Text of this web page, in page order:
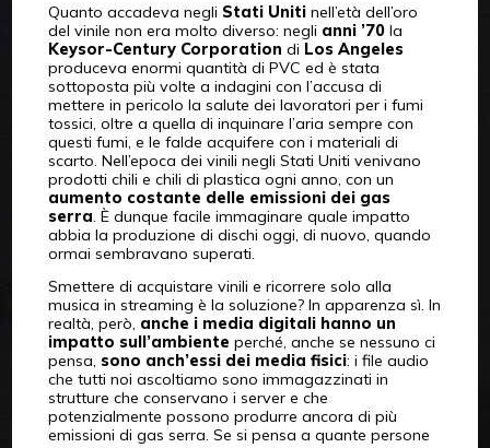
Quanto accadeva negli Stati Unitinell’età dell’oro
del vinile non era molto diverso: negli anni ’70la
Keysor-Century Corporation di Los Angeles
produceva enormi quantità di PVC ed è stata
sottoposta più volte a indagini con l’accusa di
mettere in pericolo la salute dei lavoratori per i fumi
tossici, oltre a quella di inquinare l’aria sempre con
questi fumi, e le falde acquifere con i materiali di
scarto. Nell’epoca dei vinili negli Stati Uniti venivano
prodotti chili e chili di plastica ogni anno, con un
aumento costante delle emissioni dei gas
serra . È dunque facile immaginare quale impatto
abbia la produzione di dischi oggi, di nuovo, quando
ormai sembravano superati.
Smettere di acquistare vinili e ricorrere solo alla
musica in streaming è la soluzione? In apparenza sì. In
realtà, però, anche i media digitali hanno un
impatto sull’ambiente perché, anche se nessuno ci
pensa, sono anch’essi dei media fisici: i file audio
che tutti noi ascoltiamo sono immagazzinati in
strutture che conservano i server e che
potenzialmente possono produrre ancora di più
emissioni di gas serra. Se si pensa a quante persone